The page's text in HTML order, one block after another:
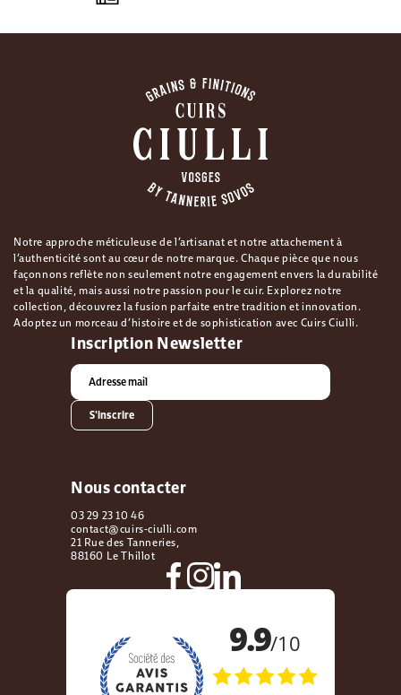
Notre approche méticuleuse de l’artisanat et notre attachement à
l’authenticité sont au cœur de notre marque. Chaque pièce que nous
façonnons reflète non seulement notre engagement envers la durabilité
et la qualité, mais aussi notre passion pour le cuir. Explorez notre
collection, découvrez la fusion parfaite entre tradition et innovation.
Adoptez un morceau d’histoire et de sophistication avec Cuirs Ciulli.
Inscription Newsletter
S'inscrire
Nous contacter
03 29 23 10 46
contact@cuirs-ciulli.com
21 Rue des Tanneries,
88160 Le Thillot